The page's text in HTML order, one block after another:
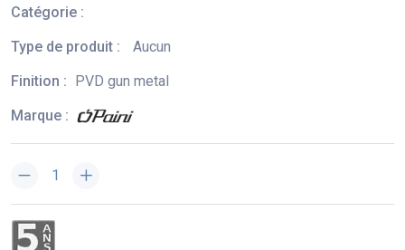
Catégorie :
Type de produit :
Aucun
Finition : PVD gun metal
Marque :